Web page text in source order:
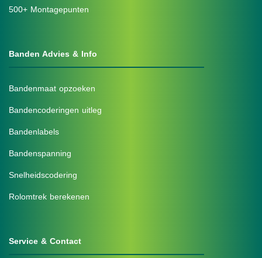
500+ Montagepunten
Banden Advies & Info
Bandenmaat opzoeken
Bandencoderingen uitleg
Bandenlabels
Bandenspanning
Snelheidscodering
Rolomtrek berekenen
Service & Contact